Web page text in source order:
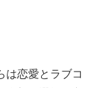
は恋愛とラブコ